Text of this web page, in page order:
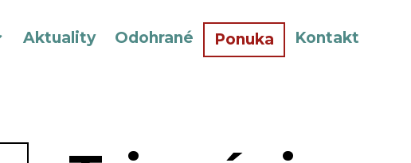
Aktuality Odohrané Ponuka Kontakt